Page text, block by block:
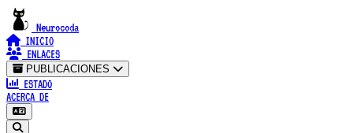
Neurocoda
INICIO
ENLACES
PUBLICACIONES
ESTADO
ACERCA DE